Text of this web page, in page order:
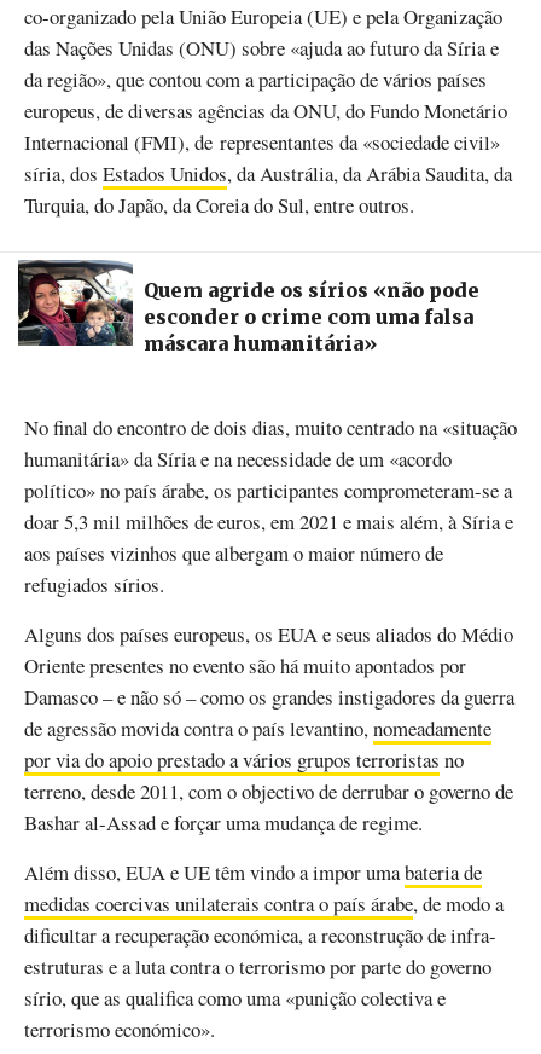
co-organizado pela União Europeia (UE) e pela Organização
das Nações Unidas (ONU) sobre «ajuda ao futuro da Síria e
da região», que contou com a participação de vários países
europeus, de diversas agências da ONU, do Fundo Monetário
Internacional (FMI), de representantes da «sociedade civil»
síria, dos Estados Unidos, da Austrália, da Arábia Saudita, da
Turquia, do Japão, da Coreia do Sul, entre outros.
Quem agride os sírios «não pode
esconder o crime com uma falsa
máscara humanitária»
No final do encontro de dois dias, muito centrado na «situação
humanitária» da Síria e na necessidade de um «acordo
político» no país árabe, os participantes comprometeram-se a
doar 5,3 mil milhões de euros, em 2021 e mais além, à Síria e
aos países vizinhos que albergam o maior número de
refugiados sírios.
Alguns dos países europeus, os EUA e seus aliados do Médio
Oriente presentes no evento são há muito apontados por
Damasco – e não só – como os grandes instigadores da guerra
de agressão movida contra o país levantino,nomeadamente
por via do apoio prestado a vários grupos terroristas no
terreno, desde 2011, com o objectivo de derrubar o governo de
Bashar al-Assad e forçar uma mudança de regime.
Além disso, EUA e UE têm vindo a impor umabateria de
medidas coercivas unilaterais contra o país árabe, de modo a
dificultar a recuperação económica, a reconstrução de infra-
estruturas e a luta contra o terrorismo por parte do governo
sírio, que as qualifica como uma «punição colectiva e
terrorismo económico».